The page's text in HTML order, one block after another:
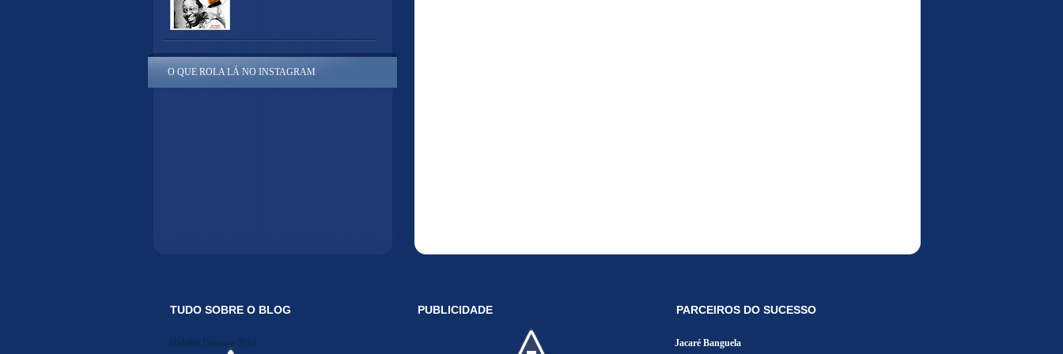
O QUE ROLA LÁ NO INSTAGRAM
TUDO SOBRE O BLOG
Midiakit Danosse 2014
PUBLICIDADE PARCEIROS DO SUCESSO
Jacaré Banguela